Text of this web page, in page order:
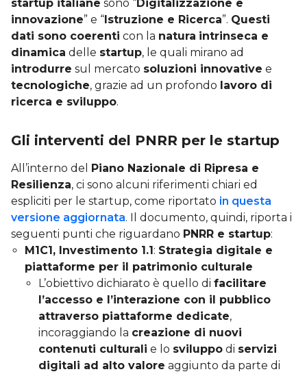
startup italiane sono “Digitalizzazione e
innovazione” e “Istruzione e Ricerca”. Questi
dati sono coerenti con la natura intrinseca e
dinamica delle startup, le quali mirano ad
introdurre sul mercato soluzioni innovative e
tecnologiche, grazie ad un profondo lavoro di
ricerca e sviluppo.
Gli interventi del PNRR per le startup
All’interno del Piano Nazionale di Ripresa e
Resilienza, ci sono alcuni riferimenti chiari ed
espliciti per le startup, come riportato in questa
versione aggiornata. Il documento, quindi, riporta i
seguenti punti che riguardano PNRR e startup:
M1C1, Investimento 1.1: Strategia digitale e
piattaforme per il patrimonio culturale
L’obiettivo dichiarato è quello di facilitare
l’accesso e l’interazione con il pubblico
attraverso piattaforme dedicate,
incoraggiando la creazione di nuovi
contenuti culturali e lo sviluppo di servizi
digitali ad alto valore aggiunto da parte di